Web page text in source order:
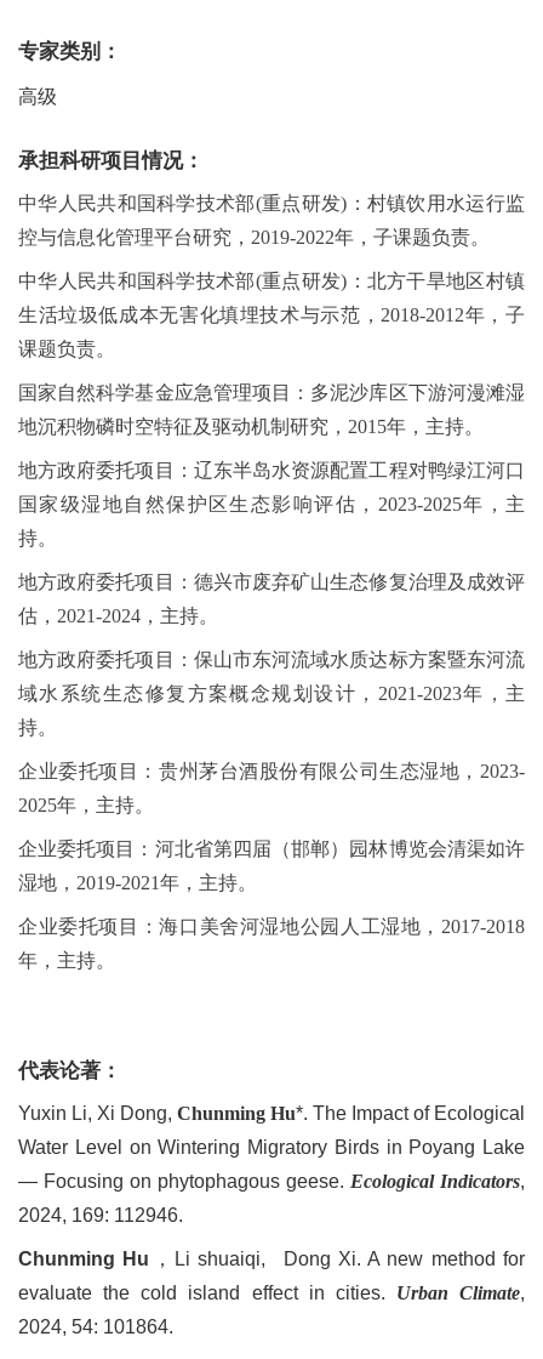
专家类别：
高级
承担科研项目情况：
中华人民共和国科学技术部(重点研发) ：村镇饮用水运行监
控与信息化管理平台研究， 2019-2022年，子课题负责。
中华人民共和国科学技术部(重点研发) ：北方干旱地区村镇
生活垃圾低成本无害化填埋技术与示范，2018-2012年，子
课题负责。
国家自然科学基金应急管理项目：多泥沙库区下游河漫滩湿
地沉积物磷时空特征及驱动机制研究， 2015年，主持。
地方政府委托项目：辽东半岛水资源配置工程对鸭绿江河口
国家级湿地自然保护区生态影响评估， 2023-2025年，主
持。
地方政府委托项目：德兴市废弃矿山生态修复治理及成效评
估， 2021-2024 ，主持。
地方政府委托项目：保山市东河流域水质达标方案暨东河流
域水系统生态修复方案概念规划设计， 2021-2023年，主
持。
企业委托项目：贵州茅台酒股份有限公司生态湿地， 2023-
2025年，主持。
企业委托项目：河北省第四届（邯郸）园林博览会清渠如许
湿地， 2019-2021年，主持。
企业委托项目：海口美舍河湿地公园人工湿地， 2017-2018
年，主持。
代表论著：
Yuxin Li, Xi Dong, Chunming Hu*. The Impact of Ecological
Water Level on Wintering Migratory Birds in Poyang Lake
— Focusing on phytophagous geese. Ecological Indicators,
2024, 169: 112946.
Chunming Hu ，Li shuaiqi, Dong Xi. A new method for
evaluate the cold island effect in cities. Urban Climate,
2024, 54: 101864.